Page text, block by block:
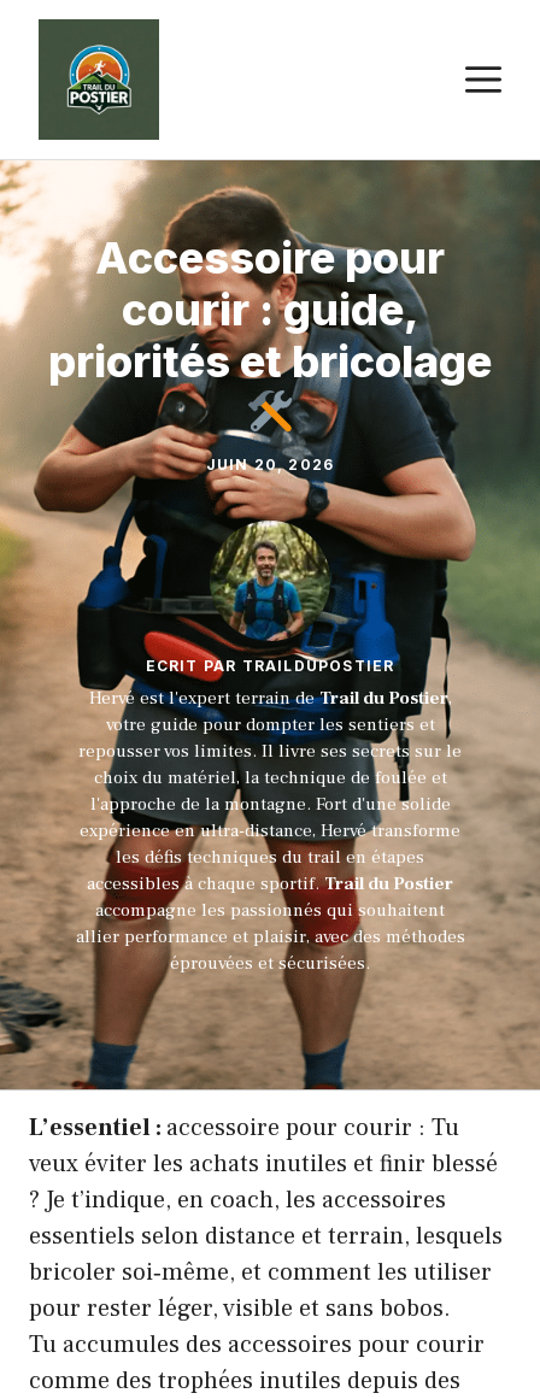
Aller
contenu
Accessoire pour
courir : guide,
priorités et bricolage
JUIN 20, 2026
ECRIT PAR TRAILDUPOSTIER
Hervé est l'expert terrain deTrail du Postier,
votre guide pour dompter les sentiers et
repousser vos limites. Il livre ses secrets sur le
choix du matériel, la technique de foulée et
l'approche de la montagne. Fort d'une solide
expérience en ultra-distance, Hervé transforme
les défis techniques du trail en étapes
accessibles à chaque sportif.Trail du Postier
accompagne les passionnés qui souhaitent
allier performance et plaisir, avec des méthodes
éprouvées et sécurisées.
L’essentiel : accessoire pour courir : Tu
veux éviter les achats inutiles et finir blessé
? Je t’indique, en coach, les accessoires
essentiels selon distance et terrain, lesquels
bricoler soi‑même, et comment les utiliser
pour rester léger, visible et sans bobos.
Tu accumules des accessoires pour courir
comme des trophées inutiles depuis des